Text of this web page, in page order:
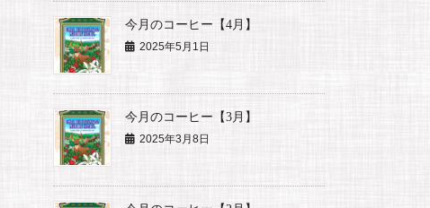
今月のコーヒー【4月】
2025年5月1日
今月のコーヒー【3月】
2025年3月8日